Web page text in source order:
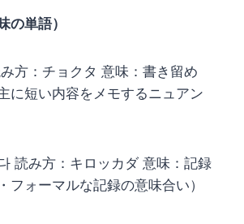
の単語）
方：チョクタ 意味：書き留め
に短い内容をメモするニュアン
読み方：キロッカダ 意味：記録
フォーマルな記録の意味合い）